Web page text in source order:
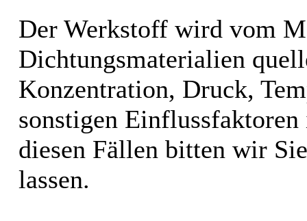
Der Werkstoff wird vom
Dichtungsmaterialien
Konzentration, Druck,
sonstigen
diesen Fällen bitten wir
lassen.